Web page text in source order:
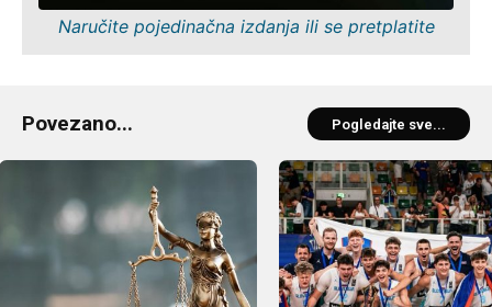
Naručite pojedinačna izdanja ili se pretplatite
Povezano... Pogledajte sve...